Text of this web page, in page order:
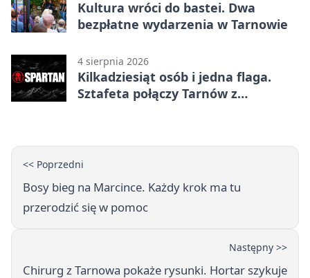
Kultura wróci do bastei. Dwa
bezpłatne wydarzenia w Tarnowie
4 sierpnia 2026
Kilkadziesiąt osób i jedna flaga.
Sztafeta połączy Tarnów z
<< Poprzedni
Bosy bieg na Marcince. Każdy krok ma tu
przerodzić się w pomoc
Następny >>
Chirurg z Tarnowa pokaże rysunki. Hortar szykuje